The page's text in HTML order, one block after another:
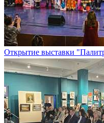
Открытие выставки